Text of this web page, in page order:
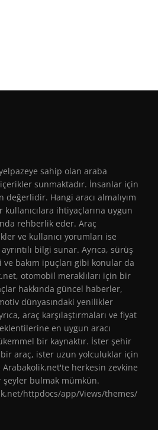
sahip olan araba
sunmaktadır. İnsanlar için
Hangi aracı almalıyım
ihtiyaçlarına uygun
rehberlik eder. Araç
ve kullanıcı yorumları ise
bilgi sunar. Ayrıca, sürüş
ve bakım ipuçları gibi konular da
otomobil meraklıları için bir
hakkında güncel haberler,
dünyasındaki yenilikler
araç karşılaştırmaları ve fiyat
en uygun aracı
bir kaynaktır. İster şehir
araç, ister uzun yolculuklar için
Arabakolik.net'te herkesin zevkine
şeyler bulmak mümkün.
httpdocs/app/Views/themes/